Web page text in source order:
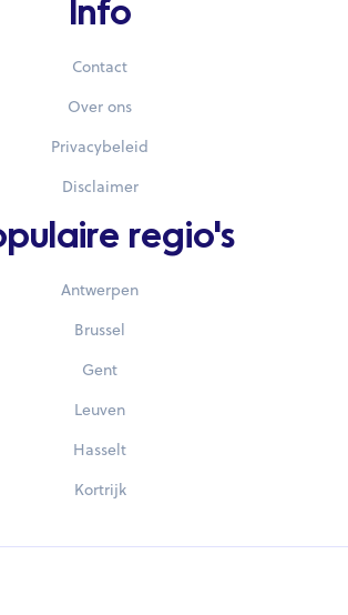
Info
Contact
Over ons
Privacybeleid
Disclaimer
regio's
Antwerpen
Brussel
Gent
Leuven
Hasselt
Kortrijk